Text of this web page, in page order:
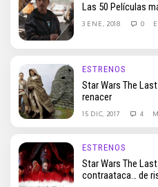
Las 50 Películas
3 ENE, 2018 0
ESTRENOS
Star Wars The
renacer
15 DIC, 2017 4
ESTRENOS
Star Wars The
contraataca… de